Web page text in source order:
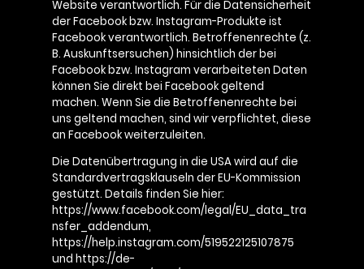
Website verantwortlich. Für die Datensicherheit
der Facebook bzw. Instagram-Produkte ist
Facebook verantwortlich. Betroffenenrechte (z.
B. Auskunftsersuchen) hinsichtlich der bei
Facebook bzw. Instagram verarbeiteten Daten
können Sie direkt bei Facebook geltend
machen. Wenn Sie die Betroffenenrechte bei
uns geltend machen, sind wir verpflichtet, diese
an Facebook weiterzuleiten.
Die Datenübertragung in die USA wird auf die
Standardvertragsklauseln der EU-Kommission
gestützt. Details finden Sie hier:
https://www.facebook.com/legal/EU_data_tra
nsfer_addendum,
https://help.instagram.com/519522125107875
und https://de-